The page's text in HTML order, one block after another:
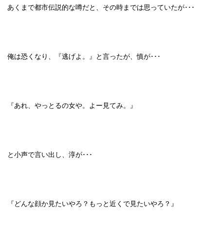
あくまで都市伝説的な噂だと、その時までは思っていたが･･･
俺は恐くなり、『逃げよ。』と言ったが、慎が･･･
『あれ、やっとるの女や。よー見てみ。』
と小声で言い出し、淳が･･･
『どんな顔か見たいやろ？もっと近くで見たいやろ？』